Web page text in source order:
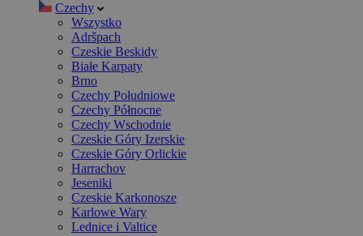
Czechy
Wszystko
Adršpach
Czeskie Beskidy
Białe Karpaty
Brno
Czechy Południowe
Czechy Północne
Czechy Wschodnie
Czeskie Góry Izerskie
Czeskie Góry Orlickie
Harrachov
Jeseniki
Czeskie Karkonosze
Karlowe Wary
Lednice i Valtice